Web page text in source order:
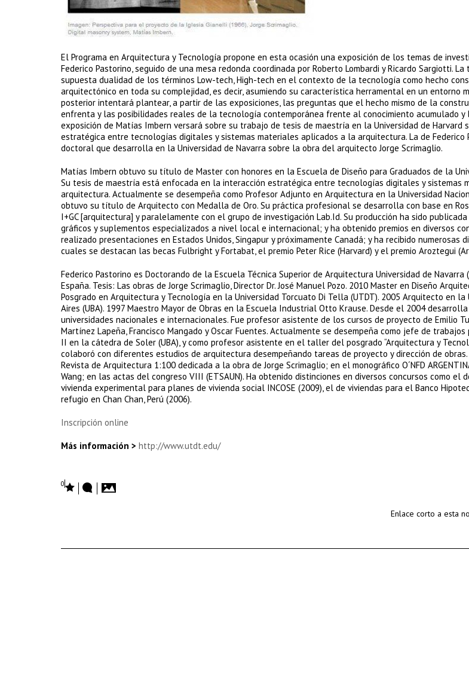
El Programa en Arquitectura y Tecnología propone en esta ocasión una exposición de los temas de
Federico Pastorino, seguido de una mesa redonda coordinada por Roberto Lombardi y Ricardo Sargiotti.
supuesta dualidad de los términos Low-tech, High-tech en el contexto de la tecnología como hecho
arquitectónico en toda su complejidad, es decir, asumiendo su característica herramental en un entorno
posterior intentará plantear, a partir de las exposiciones, las preguntas que el hecho mismo de la
enfrenta y las posibilidades reales de la tecnología contemporánea frente al conocimiento acumulado y
exposición de Matías Imbern versará sobre su trabajo de tesis de maestría en la Universidad de Harvard
estratégica entre tecnologías digitales y sistemas materiales aplicados a la arquitectura. La de Federico
doctoral que desarrolla en la Universidad de Navarra sobre la obra del arquitecto Jorge Scrimaglio.
Matías Imbern obtuvo su título de Master con honores en la Escuela de Diseño para Graduados de la
Su tesis de maestría está enfocada en la interacción estratégica entre tecnologías digitales y sistemas
arquitectura. Actualmente se desempeña como Profesor Adjunto en Arquitectura en la Universidad
obtuvo su título de Arquitecto con Medalla de Oro. Su práctica profesional se desarrolla con base en
I+GC [arquitectura] y paralelamente con el grupo de investigación Lab.Id. Su producción ha sido
gráficos y suplementos especializados a nivel local e internacional; y ha obtenido premios en diversos
realizado presentaciones en Estados Unidos, Singapur y próximamente Canadá; y ha recibido numerosas
cuales se destacan las becas Fulbright y Fortabat, el premio Peter Rice (Harvard) y el premio Aroztegui
Federico Pastorino es Doctorando de la Escuela Técnica Superior de Arquitectura Universidad de Navarra
España. Tesis: Las obras de Jorge Scrimaglio, Director Dr. José Manuel Pozo. 2010 Master en Diseño
Posgrado en Arquitectura y Tecnología en la Universidad Torcuato Di Tella (UTDT). 2005 Arquitecto en la
Aires (UBA). 1997 Maestro Mayor de Obras en la Escuela Industrial Otto Krause. Desde el 2004
universidades nacionales e internacionales. Fue profesor asistente de los cursos de proyecto de Emilio
Martínez Lapeña, Francisco Mangado y Oscar Fuentes. Actualmente se desempeña como jefe de
II en la cátedra de Soler (UBA), y como profesor asistente en el taller del posgrado “Arquitectura y
colaboró con diferentes estudios de arquitectura desempeñando tareas de proyecto y dirección de
Revista de Arquitectura 1:100 dedicada a la obra de Jorge Scrimaglio; en el monográfico O´NFD
Wang; en las actas del congreso VIII (ETSAUN). Ha obtenido distinciones en diversos concursos como el
vivienda experimental para planes de vivienda social INCOSE (2009), el de viviendas para el Banco
refugio en Chan Chan, Perú (2006).
Inscripción online
Más información > http://www.utdt.edu/
0
Enlace corto a esta